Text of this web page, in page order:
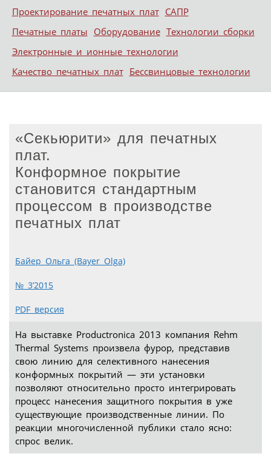
Проектирование печатных плат САПР
Печатные платы Оборудование Технологии сборки
Электронные и ионные технологии
Качество печатных плат Бессвинцовые технологии
«Секьюрити» для печатных
плат.
Конформное покрытие
становится стандартным
процессом в производстве
печатных плат
Байер Ольга (Bayer Olga)
№ 3’2015
PDF версия
На выставке Productronica 2013 компания Rehm
Thermal Systems произвела фурор, представив
свою линию для селективного нанесения
конформных покрытий — эти установки
позволяют относительно просто интегрировать
процесс нанесения защитного покрытия в уже
существующие производственные линии. По
реакции многочисленной публики стало ясно:
спрос велик.